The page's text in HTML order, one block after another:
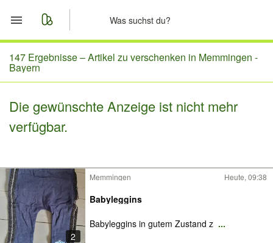
Start
Merkliste
Nachrichten
147 Ergebnisse –Artikel zu verschenken in Memmingen -
Bayern
Die gewünschte Anzeige ist nicht mehr
verfügbar.
2
Memmingen Heute, 09:38
Babyleggins
Babyleggins in gutem Zustand z ...